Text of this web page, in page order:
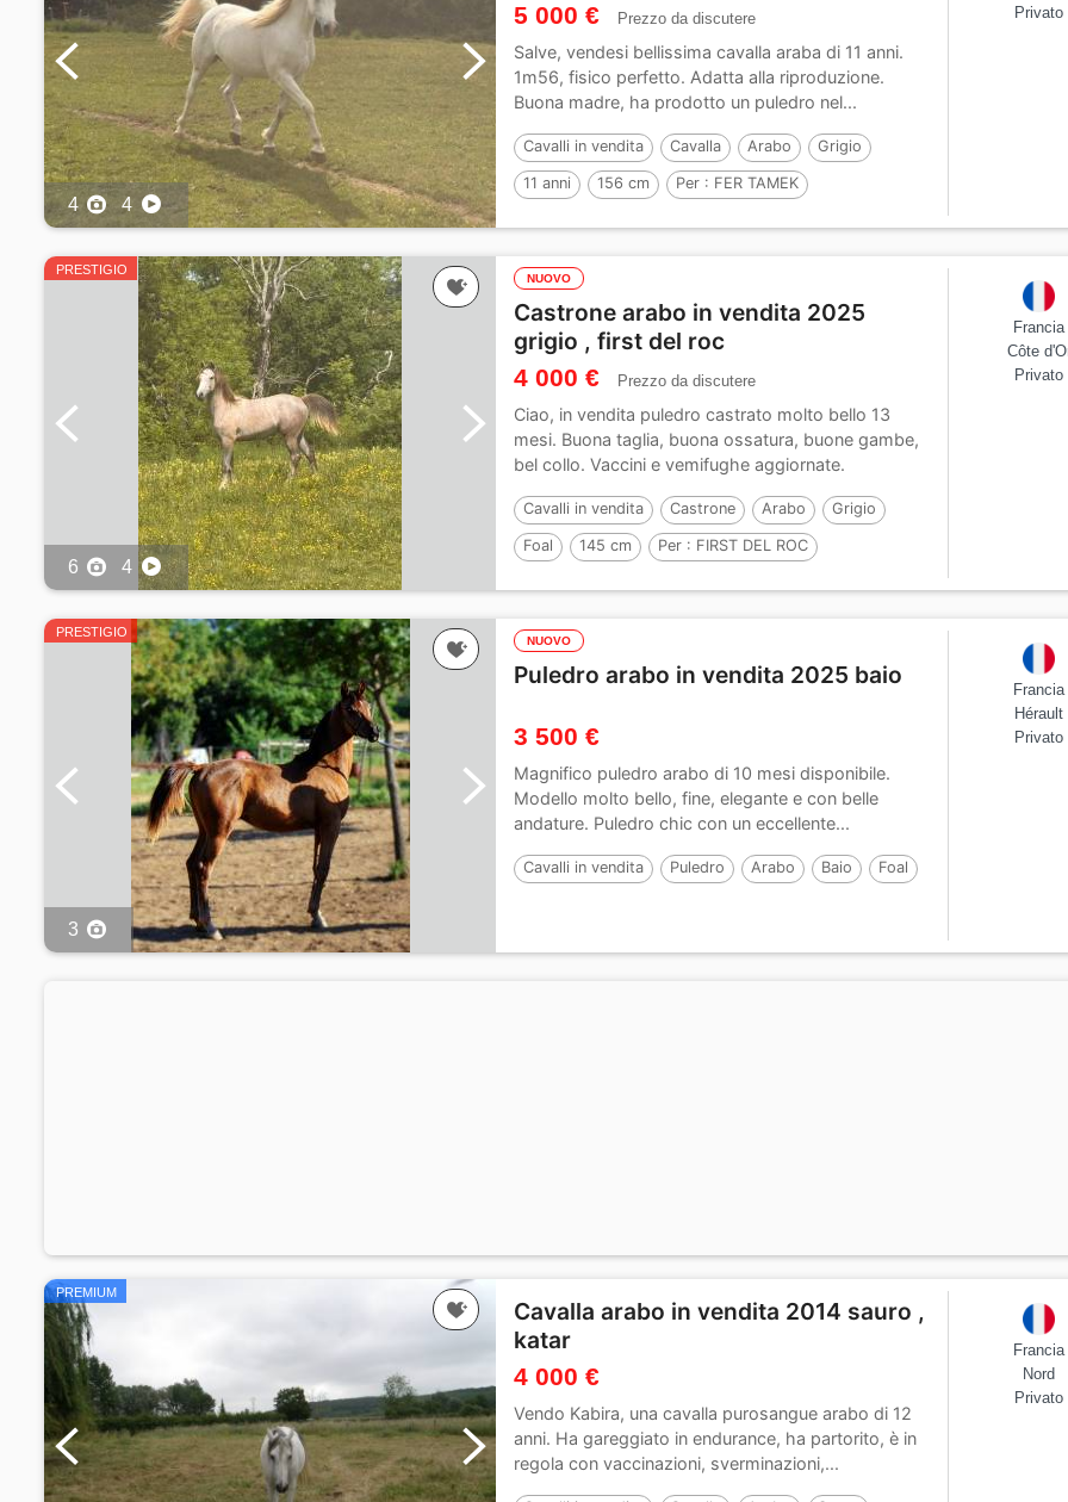
4 4
5 000 € Prezzo da discutere
Salve, vendesi bellissima cavalla araba di 11 anni.
1m56, fisico perfetto. Adatta alla riproduzione.
Buona madre, ha prodotto un puledro nel...
Cavalli in vendita Cavalla Arabo Grigio
11 anni 156 cm Per : FER TAMEK
Privato
PRESTIGIO
6 4
NUOVO
Castrone arabo in vendita 2025
grigio , first del roc
4 000 € Prezzo da discutere
Ciao, in vendita puledro castrato molto bello 13
mesi. Buona taglia, buona ossatura, buone gambe,
bel collo. Vaccini e vemifughe aggiornate.
Cavalli in vendita Castrone Arabo Grigio
Foal 145 cm Per : FIRST DEL ROC
Francia
Côte
Privato
PRESTIGIO
3
NUOVO
Puledro arabo in vendita 2025 baio
3 500 €
Magnifico puledro arabo di 10 mesi disponibile.
Modello molto bello, fine, elegante e con belle
andature. Puledro chic con un eccellente...
Cavalli in vendita Puledro Arabo Baio Foal
Francia
Hérault
Privato
PREMIUM
Cavalla arabo in vendita 2014 sauro ,
katar
4 000 €
Vendo Kabira, una cavalla purosangue arabo di 12
anni. Ha gareggiato in endurance, ha partorito, è in
regola con vaccinazioni, sverminazioni,...
Francia
Nord
Privato